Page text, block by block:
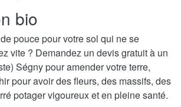
bio
pouce pour votre sol qui ne se
vite ? Demandez un devis gratuit à un
Ségny pour amender votre terre,
pour avoir des fleurs, des massifs, des
potager vigoureux et en pleine santé.